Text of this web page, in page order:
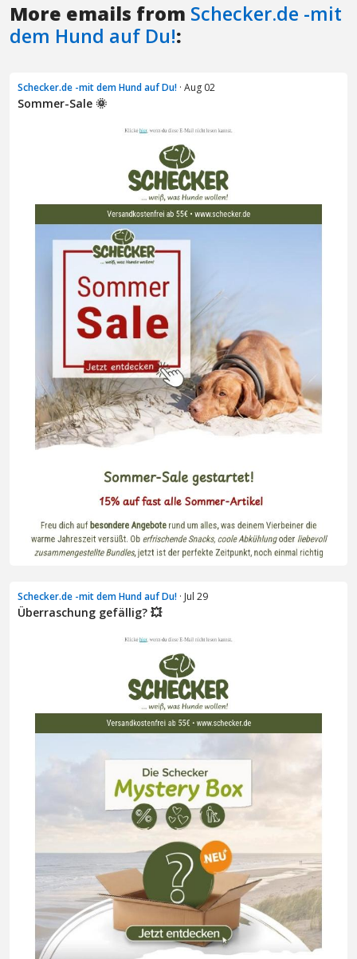
More emails from Schecker.de -mit
dem Hund auf Du!:
Schecker.de -mit dem Hund auf Du! · Aug 02
Sommer-Sale 🌞
Schecker.de -mit dem Hund auf Du! · Jul 29
Überraschung gefällig? 💥